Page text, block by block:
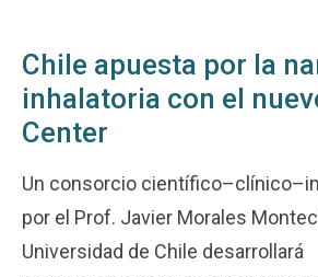
POSTGRADO
INVESTIGACIÓN E
BIBLIOTECA
DEPARTAMENTOS
FACULTAD
Chile apuesta por la
inhalatoria con el
Center
Un consorcio
por el Prof. Javier Morales
Universidad de Chile desarrollará